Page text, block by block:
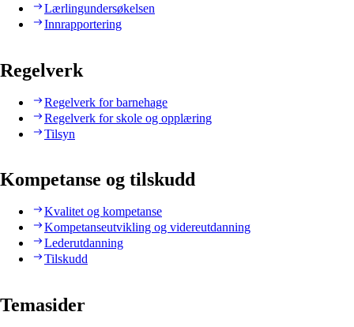
Lærlingundersøkelsen
Innrapportering
Regelverk
Regelverk for barnehage
Regelverk for skole og opplæring
Tilsyn
Kompetanse og tilskudd
Kvalitet og kompetanse
Kompetanseutvikling og videreutdanning
Lederutdanning
Tilskudd
Temasider